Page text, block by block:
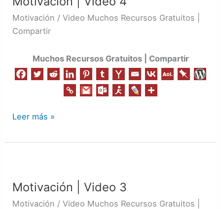
Motivación / Video Muchos Recursos Gratuitos |
Compartir
Muchos Recursos Gratuitos | Compartir
4
Leer más »
Motivación | Video 3
Motivación / Video Muchos Recursos Gratuitos |
Video
3